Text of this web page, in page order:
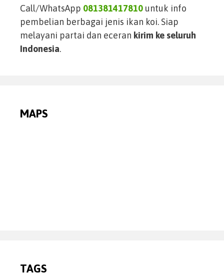
Call/WhatsApp 081381417810 untuk info
pembelian berbagai jenis ikan koi. Siap
melayani partai dan eceran kirim ke seluruh
Indonesia.
MAPS
TAGS